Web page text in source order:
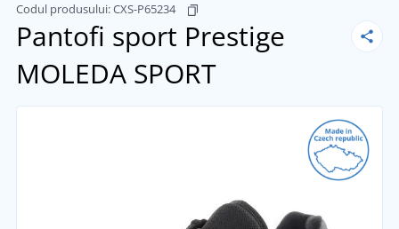
Codul produsului:CXS-P65234
Pantofi sport Prestige
MOLEDA SPORT